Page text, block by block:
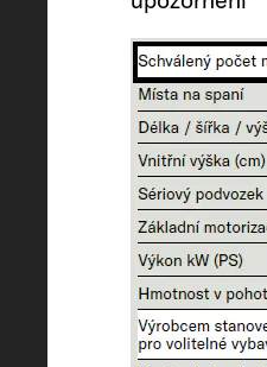
2756 (2618 to
Hmotnost
vybavení* (kg)
Nejvyšší